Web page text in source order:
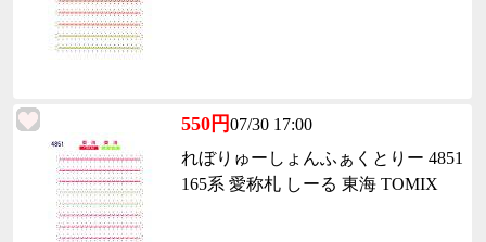
550円07/30 17:00
れぼりゅーしょんふぁくとりー 4851
165系 愛称札 しーる 東海 TOMIX